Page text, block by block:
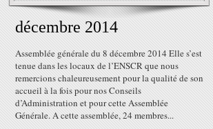
décembre 2014
Assemblée générale du 8 décembre 2014 Elle s’est
tenue dans les locaux de l’ENSCR que nous
remercions chaleureusement pour la qualité de son
accueil à la fois pour nos Conseils
d’Administration et pour cette Assemblée
Générale. A cette assemblée, 24 membres...